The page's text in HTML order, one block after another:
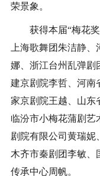
荣景象。
获得本届“梅花奖”
上海歌舞团朱洁静
娜、浙江台州乱弹剧
建京剧院李哲、河南
家京剧院王越、山东
临汾市小梅花蒲剧艺
剧院有限公司黄瑞妮
木齐市秦剧团李敏、
传承中心周帆。